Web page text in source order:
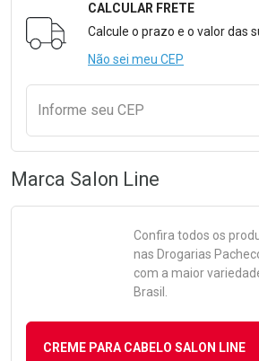
Formulário para Calcular o
CALCULAR FRETE
Calcule o prazo e o valor das
Não sei meu CEP
Informe seu CEP
Marca Salon Line
Confira todos os
nas Drogarias
com a maior
Brasil.
CREME PARA CABELO SALON LINE